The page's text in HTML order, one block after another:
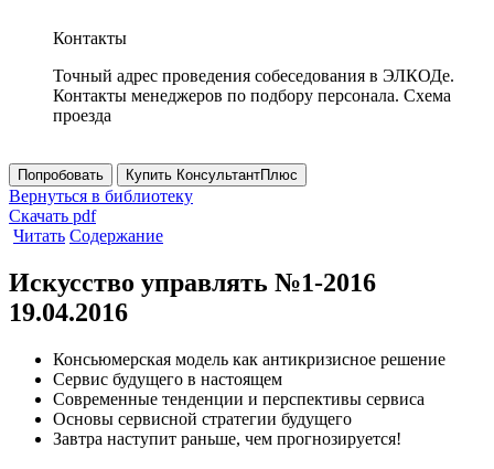
Контакты
Точный адрес проведения собеседования в ЭЛКОДе.
Контакты менеджеров по подбору персонала. Схема
проезда
Попробовать Купить КонсультантПлюс
Вернуться в библиотеку
Скачать pdf
Читать Содержание
Искусство управлять №1-2016
19.04.2016
Консьюмерская модель как антикризисное решение
Сервис будущего в настоящем
Современные тенденции и перспективы сервиса
Основы сервисной стратегии будущего
Завтра наступит раньше, чем прогнозируется!